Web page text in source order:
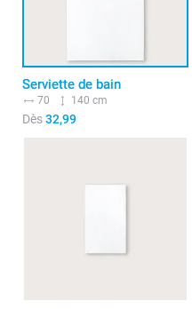
Serviette de bain
70 140 cm
Dès32,99